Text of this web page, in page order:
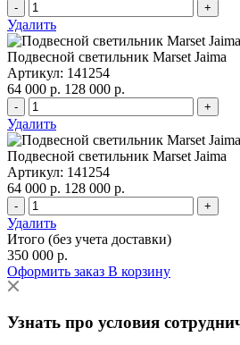
- +
Удалить
Подвесной светильник Marset Jaima
Артикул: 141254
64 000 р. 128 000 р.
- +
Удалить
Подвесной светильник Marset Jaima
Артикул: 141254
64 000 р. 128 000 р.
- +
Удалить
Итого (без учета доставки)
350 000 р.
Оформить заказ В корзину
Узнать про условия